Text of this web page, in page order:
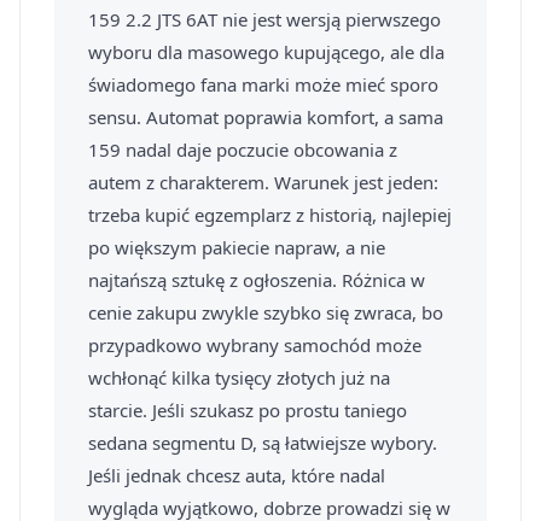
159 2.2 JTS 6AT nie jest wersją pierwszego
wyboru dla masowego kupującego, ale dla
świadomego fana marki może mieć sporo
sensu. Automat poprawia komfort, a sama
159 nadal daje poczucie obcowania z
autem z charakterem. Warunek jest jeden:
trzeba kupić egzemplarz z historią, najlepiej
po większym pakiecie napraw, a nie
najtańszą sztukę z ogłoszenia. Różnica w
cenie zakupu zwykle szybko się zwraca, bo
przypadkowo wybrany samochód może
wchłonąć kilka tysięcy złotych już na
starcie. Jeśli szukasz po prostu taniego
sedana segmentu D, są łatwiejsze wybory.
Jeśli jednak chcesz auta, które nadal
wygląda wyjątkowo, dobrze prowadzi się w